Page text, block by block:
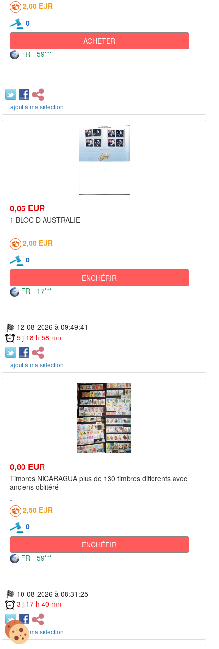
2,00 EUR
0
ACHETER
FR - 59***
+ ajout à ma sélection
0,05 EUR
1 BLOC D AUSTRALIE
2,00 EUR
0
ENCHÉRIR
FR - 17***
12-08-2026 à 09:49:41
5 j 18 h 58 mn
+ ajout à ma sélection
0,80 EUR
Timbres NICARAGUA plus de 130 timbres différents avec
anciens oblitéré
2,50 EUR
0
ENCHÉRIR
FR - 59***
10-08-2026 à 08:31:25
3 j 17 h 40 mn
+ ajout à ma sélection